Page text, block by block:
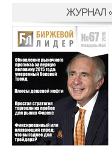
ЖУРНАЛ